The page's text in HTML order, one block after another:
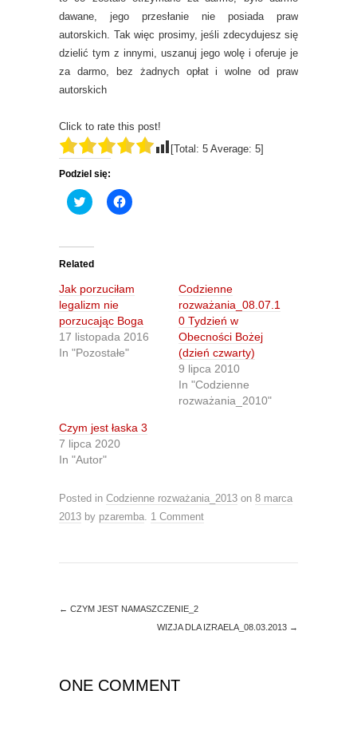
dawane, jego przesłanie nie posiada praw
autorskich. Tak więc prosimy, jeśli zdecydujesz się
dzielić tym z innymi, uszanuj jego wolę i oferuje je
za darmo, bez żadnych opłat i wolne od praw
autorskich
Click to rate this post!
[Total: 5 Average: 5]
Podziel się:
C
l
t
o
s
a
r
e
o
n
T
w
O
p
e
n
n
w
d
C
l
a
o
n
F
a
(
O
n
e
n
)
Related
Jak porzuciłam
legalizm nie
porzucając Boga
17 listopada 2016
In "Pozostałe"
Codzienne
rozważania_08.07.1
0 Tydzień w
Obecności Bożej
(dzień czwarty)
9 lipca 2010
In "Codzienne
rozważania_2010"
Czym jest łaska 3
7 lipca 2020
In "Autor"
Posted in Codzienne rozważania_2013 on 8 marca
2013 by pzaremba 1 Comment
← CZYM JEST NAMASZCZENIE_2
WIZJA DLA IZRAELA_08.03.2013 →
ONE COMMENT